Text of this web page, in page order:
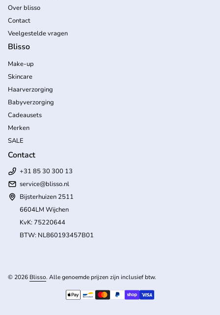
Over blisso
Contact
Veelgestelde vragen
Blisso
Make-up
Skincare
Haarverzorging
Babyverzorging
Cadeausets
Merken
SALE
Contact
+31 85 30 300 13
service@blisso.nl
Bijsterhuizen 2511
6604LM Wijchen
KvK: 75220644
BTW: NL860193457B01
© 2026 Blisso. Alle genoemde prijzen zijn inclusief btw.
Betaalmethoden